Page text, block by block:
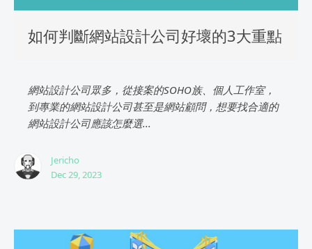
如何判斷網站設計公司好壞的3大重點
網站設計公司眾多，從接案的SOHO族、個人工作室，
到專業的網站設計公司甚至是網站顧問，想要找合適的
網站設計公司應該怎麼選...
Jericho
Dec 29, 2023